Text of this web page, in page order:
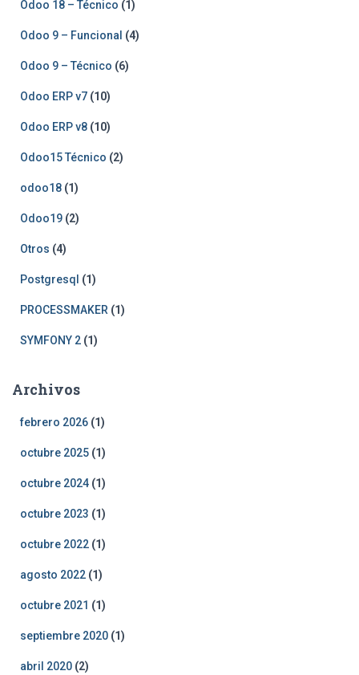
Odoo 18 – Técnico (1)
Odoo 9 – Funcional (4)
Odoo 9 – Técnico (6)
Odoo ERP v7 (10)
Odoo ERP v8 (10)
Odoo15 Técnico (2)
odoo18 (1)
Odoo19 (2)
Otros (4)
Postgresql (1)
PROCESSMAKER (1)
SYMFONY 2 (1)
Archivos
febrero 2026 (1)
octubre 2025 (1)
octubre 2024 (1)
octubre 2023 (1)
octubre 2022 (1)
agosto 2022 (1)
octubre 2021 (1)
septiembre 2020 (1)
abril 2020 (2)